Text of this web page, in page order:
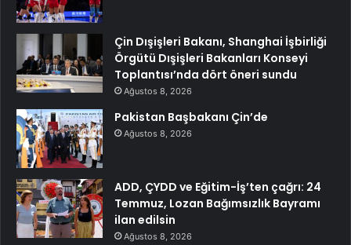
Çin Dışişleri Bakanı, Shanghai İşbirliği
Örgütü Dışişleri Bakanları Konseyi
Toplantısı’nda dört öneri sundu
Ağustos 8, 2026
Pakistan Başbakanı Çin’de
Ağustos 8, 2026
ADD, ÇYDD ve Eğitim-İş’ten çağrı: 24
Temmuz, Lozan Bağımsızlık Bayramı
ilan edilsin
Ağustos 8, 2026